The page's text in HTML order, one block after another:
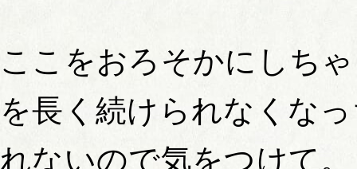
ここをおろそかにしち
を長く続けられなくな
れないので気をつけて。